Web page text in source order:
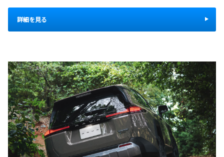
詳細を見る